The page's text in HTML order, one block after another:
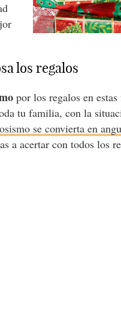
los regalos
por los regalos en
tu familia, con la
se convierta en
a acertar con todos los